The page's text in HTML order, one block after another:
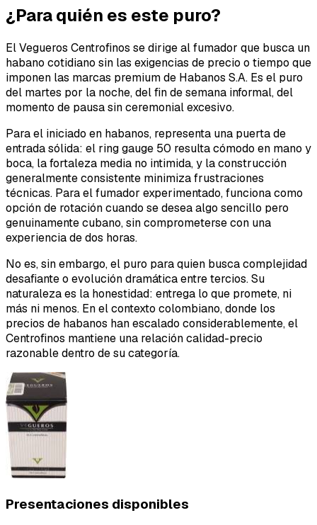
¿Para quién es este puro?
El Vegueros Centrofinos se dirige al fumador que busca un
habano cotidiano sin las exigencias de precio o tiempo que
imponen las marcas premium de Habanos S.A. Es el puro
del martes por la noche, del fin de semana informal, del
momento de pausa sin ceremonial excesivo.
Para el iniciado en habanos, representa una puerta de
entrada sólida: el ring gauge 50 resulta cómodo en mano y
boca, la fortaleza media no intimida, y la construcción
generalmente consistente minimiza frustraciones
técnicas. Para el fumador experimentado, funciona como
opción de rotación cuando se desea algo sencillo pero
genuinamente cubano, sin comprometerse con una
experiencia de dos horas.
No es, sin embargo, el puro para quien busca complejidad
desafiante o evolución dramática entre tercios. Su
naturaleza es la honestidad: entrega lo que promete, ni
más ni menos. En el contexto colombiano, donde los
precios de habanos han escalado considerablemente, el
Centrofinos mantiene una relación calidad-precio
razonable dentro de su categoría.
Presentaciones disponibles